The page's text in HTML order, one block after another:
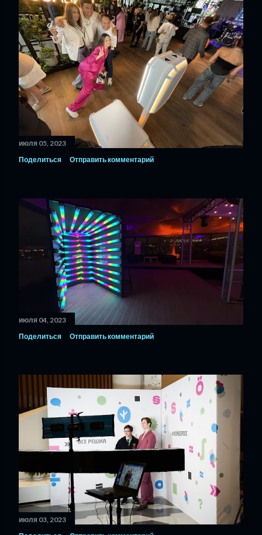
июля 05, 2023
Поделиться
Отправить комментарий
июля 04, 2023
Поделиться
Отправить комментарий
июля 03, 2023